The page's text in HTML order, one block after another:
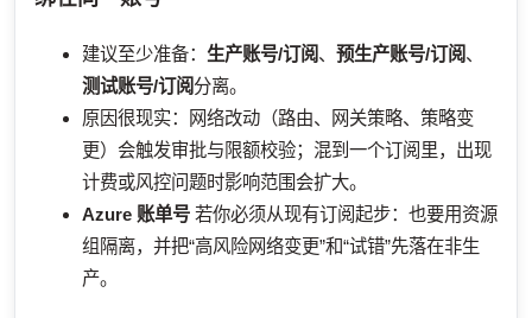
建议至少准备： 生产账号/订阅、 预生产账号/订阅、
测试账号/订阅分离。
原因很现实：网络改动（路由、网关策略、策略变
更）会触发审批与限额校验；混到一个订阅里，出现
计费或风控问题时影响范围会扩大。
Azure 账单号 若你必须从现有订阅起步：也要用资源
组隔离，并把“高风险网络变更”和“试错”先落在非生
产。